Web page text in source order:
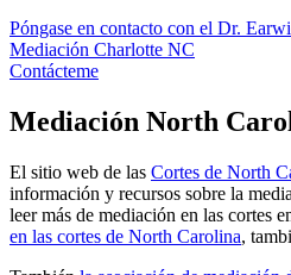
Póngase en contacto con el Dr.
Mediación Charlotte NC
Contácteme
Mediación North
El sitio web de las Cortes de North
información y recursos sobre la
leer más de mediación en las cortes
en las cortes de North Carolina,